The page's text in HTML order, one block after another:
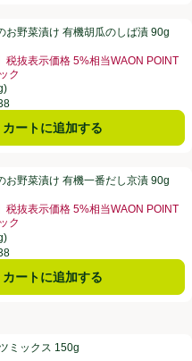
のしば漬 90g
お野菜漬け 有機胡瓜のしば漬 90g
税抜表示価格 5%相当WAON POINT
ク
オーガニック】税抜表示価格 5%相
カートに追加する
だし京漬 90g
お野菜漬け 有機一番だし京漬 90g
税抜表示価格 5%相当WAON POINT
ク
オーガニック】税抜表示価格 5%相
カートに追加する
ミックス 150g